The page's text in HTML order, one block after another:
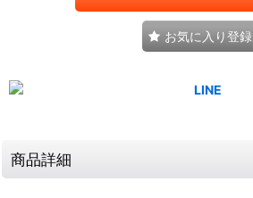
お気に入り登録
商品詳細